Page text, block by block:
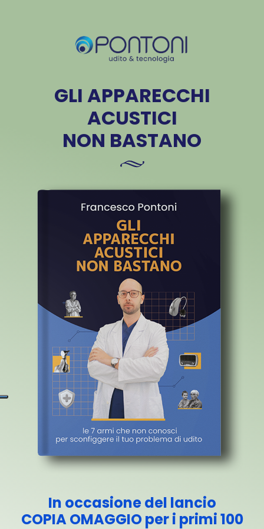
GLI APPARECCHI
ACUSTICI
NON BASTANO
In occasione del lancio
COPIA OMAGGIO per i primi 100